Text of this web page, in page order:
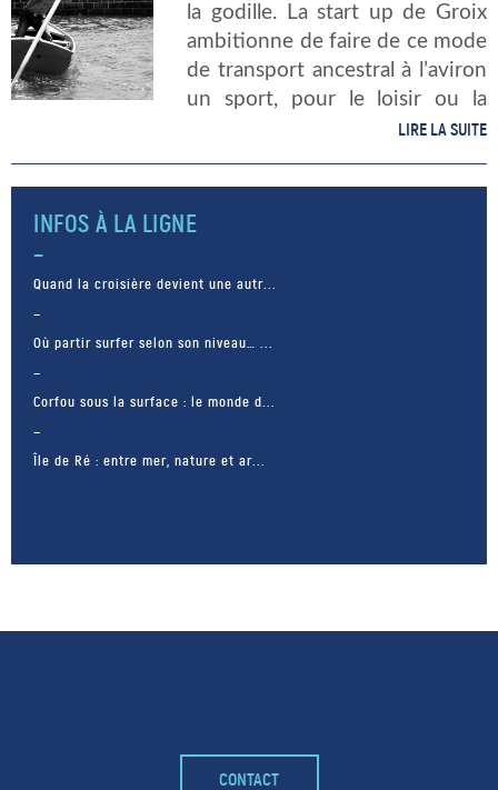
la godille. La start up de Groix
ambitionne de faire de ce mode
de transport ancestral à l’aviron
un sport, pour le loisir ou la
compétition. Fort de
monde de godille, organisé […]
LIRE LA SUITE
INFOS À LA LIGNE
Quand la croisière devient une autr...
Où partir surfer selon son niveau… ...
Corfou sous la surface : le monde d...
Île de Ré : entre mer, nature et ar...
CONTACT